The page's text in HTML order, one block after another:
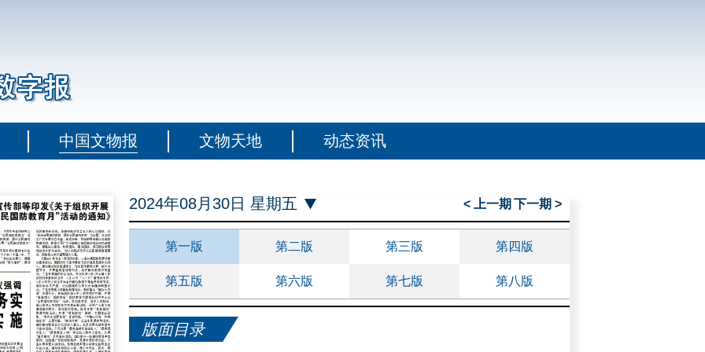
中国文物报 文物天地 动态资讯
2024年08月30日 星期五 < 上一期 下一期 >
第一版 第二版 第三版 第四版
第五版 第六版 第七版 第八版
版面目录